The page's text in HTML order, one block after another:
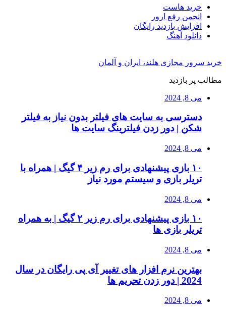
خرید هاست
انجمن رفع ارور
افزایش بازدید رایگان
دانلود آهنگ
خرید سرور مجازی هلند، ایران و آلمان
مطالب پر بازدید
می 8, 2024
دسترسی به سایت های فیلتر بدون نیاز به فیلتر
شکن | دور زدن فیلترینگ سایت ها
می 8, 2024
۱۰ بازی پیشنهادی برای رم زیر ۴ گیگ | همراه با
تریلر بازی و سیستم مورد نیاز
می 8, 2024
۱۰ بازی پیشنهادی برای رم زیر ۲ گیگ | به همراه
تریلر بازی ها
می 8, 2024
بهترین نرم افزار های تغییر آی پی رایگان در سال
2024 | دور زدن تحریم ها
می 8, 2024